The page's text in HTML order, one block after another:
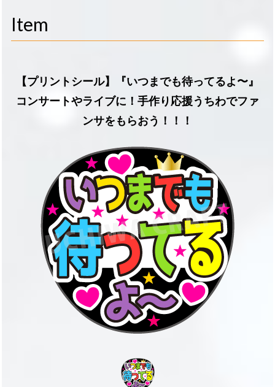
Item
【プリントシール】『いつまでも待ってるよ〜』
コンサートやライブに！手作り応援うちわでファ
ンサをもらおう！！！